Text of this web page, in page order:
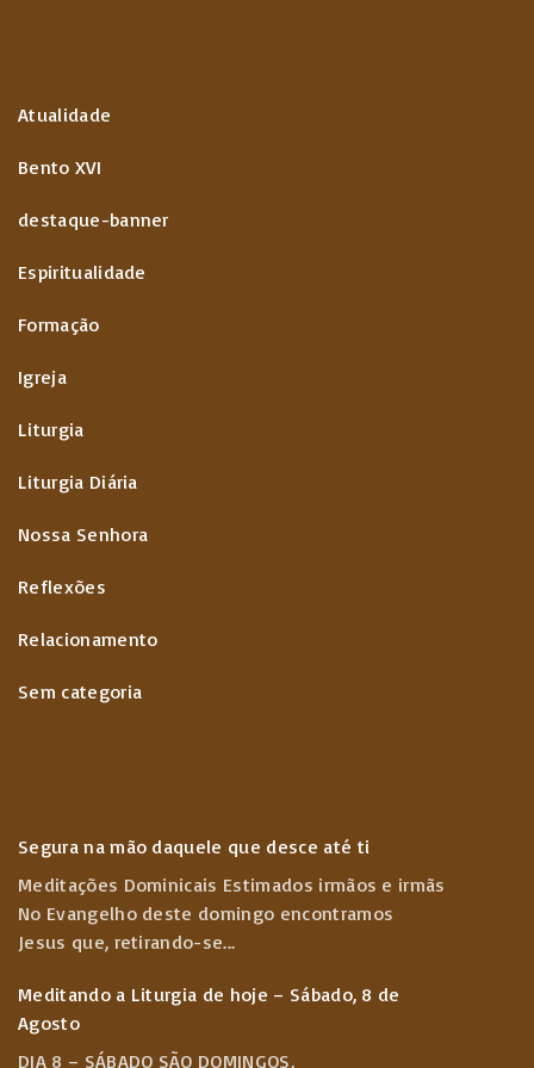
Atualidade
Bento XVI
destaque-banner
Espiritualidade
Formação
Igreja
Liturgia
Liturgia Diária
Nossa Senhora
Reflexões
Relacionamento
Sem categoria
Segura na mão daquele que desce até ti
Meditações Dominicais Estimados irmãos e irmãs
No Evangelho deste domingo encontramos
Jesus que, retirando-se...
Meditando a Liturgia de hoje – Sábado, 8 de
Agosto
DIA 8 – SÁBADO SÃO DOMINGOS,